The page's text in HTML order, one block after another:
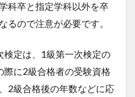
科卒と指定学科以外を卒
るので注意が必要です。
検定は、1級第一次検定の
に2級合格者の受験資格
2級合格後の年数などに応